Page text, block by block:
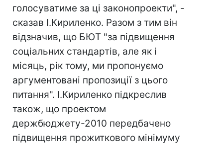
голосуватиме за ці законопроекти", -
сказав І.Кириленко. Разом з тим він
відзначив, що БЮТ "за підвищення
соціальних стандартів, але як і
місяць, рік тому, ми пропонуємо
аргументовані пропозиції з цього
питання". І.Кириленко підкреслив
також, що проектом
держбюджету-2010 передбачено
підвищення прожиткового мінімуму